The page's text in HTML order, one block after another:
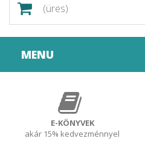
(üres)
MENU
E-KÖNYVEK
akár 15% kedvezménnyel